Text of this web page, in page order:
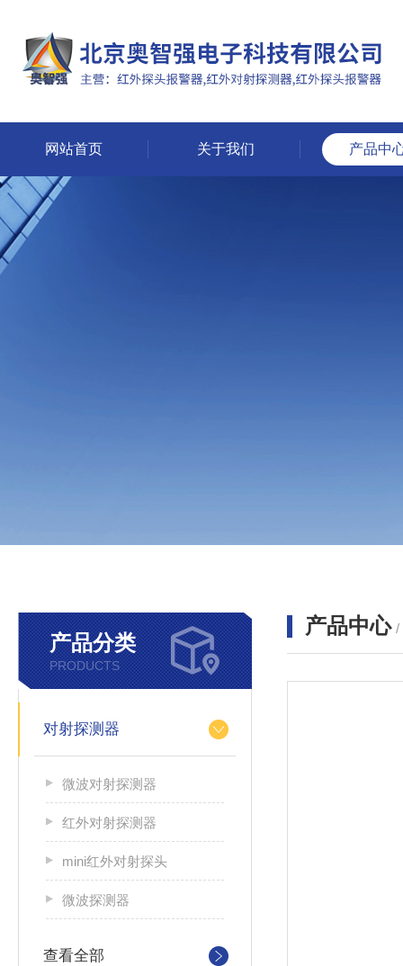
网站首页 关于我们 产品中
产品分类
PRODUCTS
对射探测器
微波对射探测器
红外对射探测器
mini红外对射探头
微波探测器
查看全部
产品中心 /